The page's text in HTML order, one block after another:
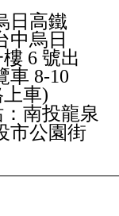
日高鐵
中烏日
6 號出
車 8-10
車)
南投龍泉
市公園街